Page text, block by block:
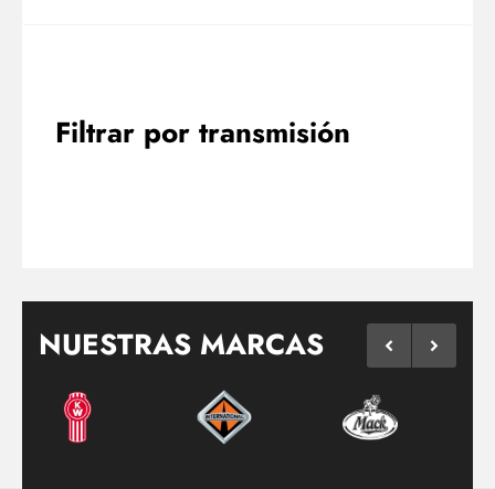
Filtrar por transmisión
NUESTRAS MARCAS